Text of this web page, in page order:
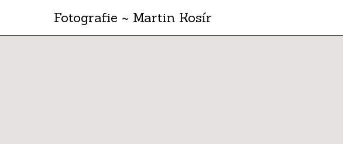
Fotografie ~ Martin Kosír